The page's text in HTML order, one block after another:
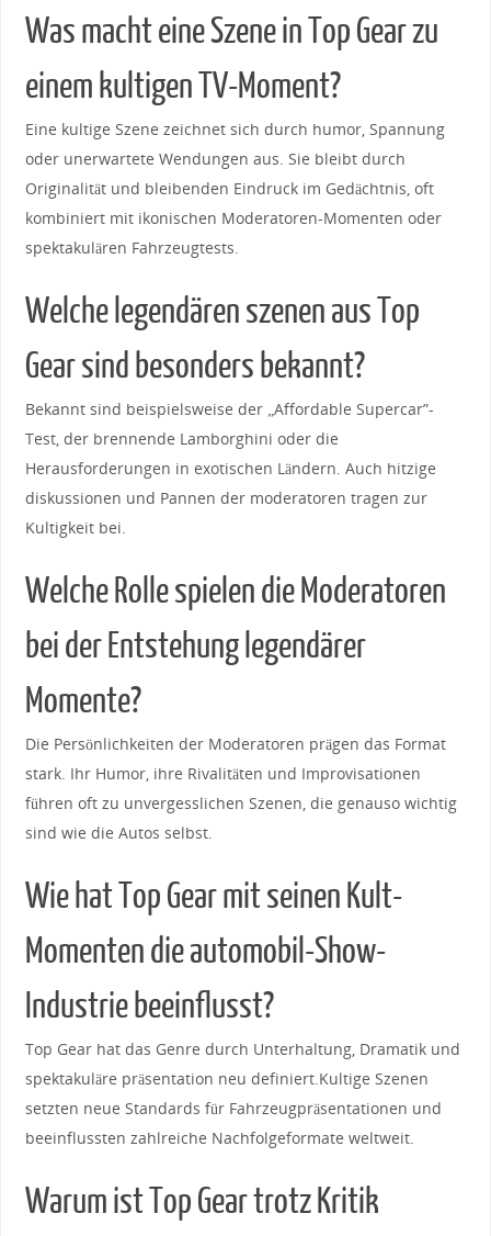
Was​ macht eine​ Szene in Top Gear⁢ zu
einem kultigen ⁣TV-Moment?
Eine​ kultige Szene zeichnet sich durch humor, Spannung
oder⁣ unerwartete Wendungen aus. Sie bleibt durch
Originalität und bleibenden Eindruck im‍ Gedächtnis, oft
kombiniert mit ikonischen Moderatoren-Momenten‌ oder
spektakulären⁢ Fahrzeugtests.
Welche legendären szenen aus⁣ Top
Gear sind besonders‍ bekannt?
Bekannt ​sind beispielsweise der „Affordable Supercar”-
Test, der brennende Lamborghini oder ⁤die​
Herausforderungen in exotischen ‌Ländern. ⁣Auch ⁤hitzige
diskussionen und⁢ Pannen der⁢ moderatoren tragen​ zur
Kultigkeit bei.
Welche Rolle spielen die Moderatoren
bei⁣ der Entstehung legendärer
Momente?
Die ⁣Persönlichkeiten der‍ Moderatoren prägen das Format
stark. Ihr Humor, ihre Rivalitäten⁤ und ​Improvisationen
führen ⁢oft‍ zu unvergesslichen​ Szenen, die genauso wichtig
sind wie die Autos selbst.
Wie‌ hat Top Gear mit‌ seinen​ Kult-
Momenten die automobil-Show-
Industrie beeinflusst?
Top Gear ​hat das Genre ​durch⁣ Unterhaltung, Dramatik und
spektakuläre präsentation‌ neu‌ definiert.Kultige‍ Szenen
setzten⁣ neue Standards ⁣für Fahrzeugpräsentationen‍ und
beeinflussten zahlreiche ‍Nachfolgeformate ⁤weltweit.
Warum ist ‍Top Gear ‌trotz Kritik​